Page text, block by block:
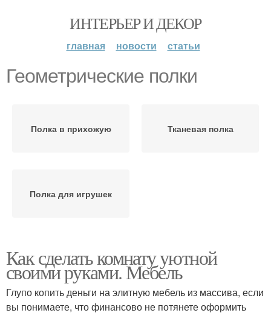
ИНТЕРЬЕР И ДЕКОР
главная новости статьи
Геометрические полки
Полка в прихожую Тканевая полка
Полка для игрушек
Как сделать комнату уютной
своими руками. Мебель
Глупо копить деньги на элитную мебель из массива, если
вы понимаете, что финансово не потянете оформить